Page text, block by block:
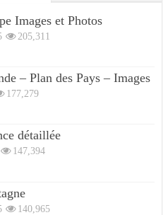
Images et Photos
205,311
– Plan des Pays – Images
177,279
détaillée
147,394
140,965